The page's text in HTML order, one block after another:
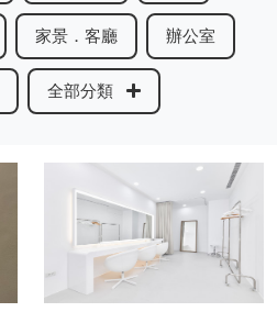
家景．客廳 辦公室
全部分類